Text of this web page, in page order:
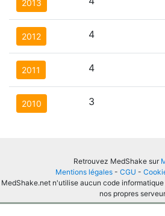
2013
2012 4
2011 4
2010 3
Retrouvez MedShake sur
Mentions légales - CGU -
MedShake.net n'utilise aucun code
nos propres